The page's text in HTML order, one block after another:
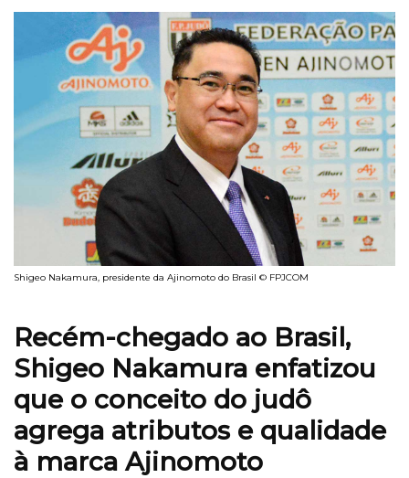
Shigeo Nakamura, presidente da Ajinomoto do Brasil © FPJCOM
Recém-chegado ao Brasil,
Shigeo Nakamura enfatizou
que o conceito do judô
agrega atributos e qualidade
à marca Ajinomoto